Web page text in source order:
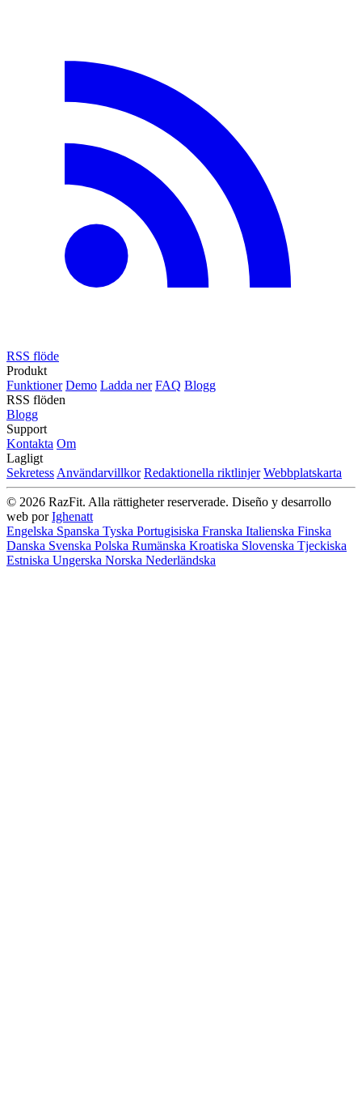
RSS flöde
Produkt
Funktioner Demo Ladda ner FAQ Blogg
RSS flöden
Blogg
Support
Kontakta Om
Lagligt
Sekretess Användarvillkor Redaktionella riktlinjer Webbplatskarta
© 2026 RazFit. Alla rättigheter reserverade. Diseño y desarrollo
web porIghenatt
Engelska Spanska Tyska Portugisiska Franska Italienska Finska
Danska Svenska Polska Rumänska Kroatiska Slovenska Tjeckiska
Estniska Ungerska Norska Nederländska